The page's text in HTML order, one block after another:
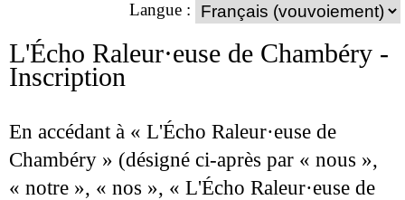
Langue :
L'Écho Raleur·euse de Chambéry -
Inscription
En accédant à « L'Écho Raleur·euse de
Chambéry » (désigné ci-après par « nous »,
« notre », « nos », « L'Écho Raleur·euse de